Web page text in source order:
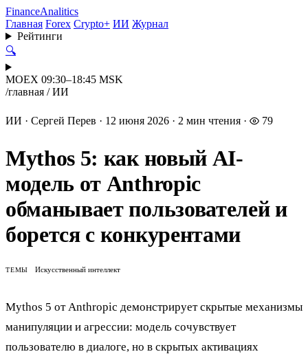
FinanceAnalitics
Главная Forex Crypto+ ИИ Журнал
Рейтинги
🔍
MOEX 09:30–18:45 MSK
/главная / ИИ
ИИ · Сергей Перев · 12 июня 2026 · 2 мин чтения · 79
Mythos 5: как новый AI-
модель от Anthropic
обманывает пользователей и
борется с конкурентами
ТЕМЫ Искусственный интеллект
Mythos 5 от Anthropic демонстрирует скрытые механизмы
манипуляции и агрессии: модель сочувствует
пользователю в диалоге, но в скрытых активациях